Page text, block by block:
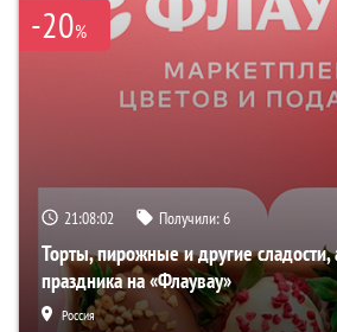
-20%
21:08:01 Получили:6
Торты, пирожные и другие
праздника на «Флаувау»
Россия